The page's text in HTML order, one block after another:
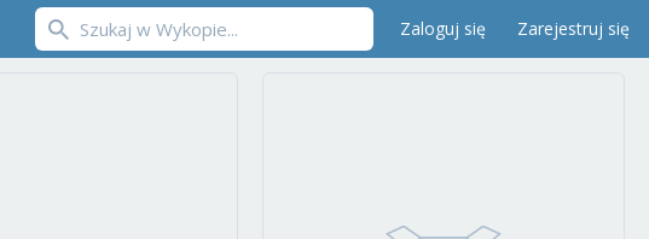
Zaloguj się Zarejestruj się